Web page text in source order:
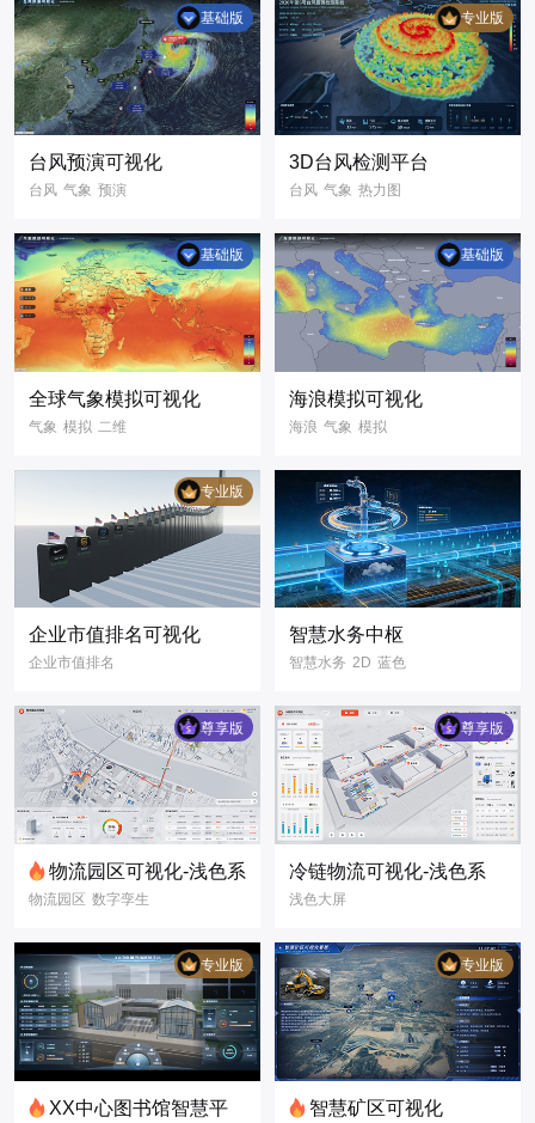
仓储可视化
物流可视化
智慧仓储可视化管
理平台
可视化3D场景
3D可视化
数字孪生
数字孪生
数据可视化 大屏
信息 GIS
基础版
台风预演可视化
台风 气象 预演
专业版
3D台风检测平台
台风 气象 热力图
天气监测
3D可视化
三维渲染 3D地图
三维地图
基础版
全球气象模拟可视化
气象 模拟 二维
基础版
海浪模拟可视化
海浪 气象 模拟
数据可视化
专业版
企业市值排名可视化
企业市值排名
市值 数字孪生 3D
三维模型 3D模型
3D可视化
智慧水务中枢
智慧水务 2D 蓝色
尊享版
物流园区可视化-浅色系
物流园区 数字孪生
浅色大屏
3D可视化
数据可视化
智慧园区
尊享版
冷链物流可视化-浅色系
浅色大屏
冷链物流 冷链园区
3D可视化
数据大屏
专业版
XX中心图书馆智慧平
专业版
智慧矿区可视化